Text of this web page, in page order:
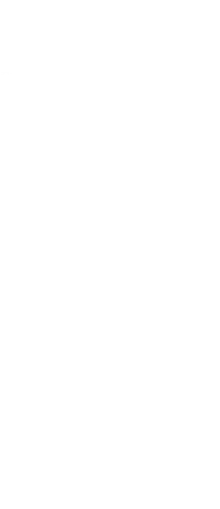
札出て左、スターバック
ょう！お仕事中でも何時
つけましょう！
：00【スタッフ】ナカ
、心よりお待ちしており
ルミネ川越1階【営業
【アクセス】東武東上
ターバックス手前の階段